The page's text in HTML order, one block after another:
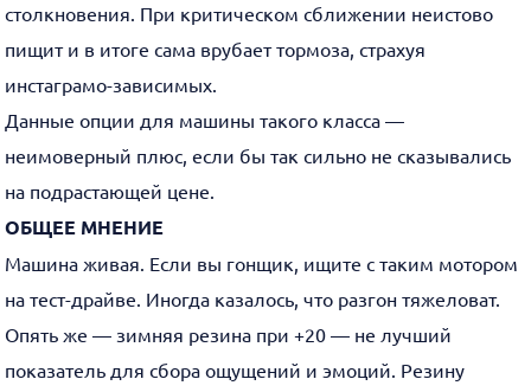
столкновения. При критическом сближении неистово
пищит и в итоге сама врубает тормоза, страхуя
инстаграмо-зависимых.
Данные опции для машины такого класса —
неимоверный плюс, если бы так сильно не сказывались
на подрастающей цене.
ОБЩЕЕ МНЕНИЕ
Машина живая. Если вы гонщик, ищите с таким мотором
на тест-драйве. Иногда казалось, что разгон тяжеловат.
Опять же — зимняя резина при +20 — не лучший
показатель для сбора ощущений и эмоций. Резину